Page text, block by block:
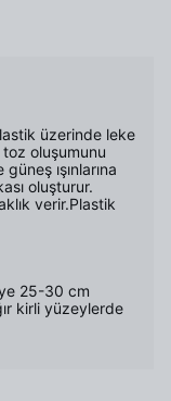
üzerinde leke
oluşumunu
ışınlarına
oluşturur.
verir.Plastik
25-30 cm
kirli yüzeylerde